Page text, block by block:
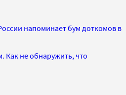
напоминает бум доткомов в
Как не обнаружить, что